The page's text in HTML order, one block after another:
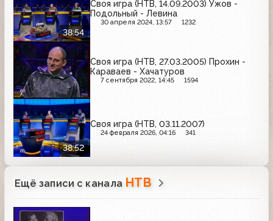
38:54
Своя игра (НТВ, 14.09.2003) Ужов -
Подольный - Левина
30 апреля 2024, 13:57 1232
Своя игра (НТВ, 27.03.2005) Прохин -
Караваев - Хачатуров
7 сентября 2022, 14:45 1594
38:52
Своя игра (НТВ, 03.11.2007)
24 февраля 2026, 04:16 341
Ещё записи с канала НТВ